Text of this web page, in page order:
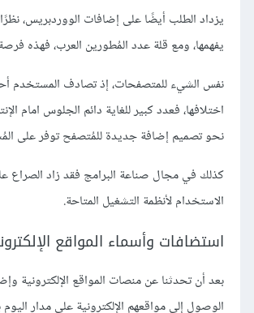
يزداد الطلب أيضًا على إضافات الووردبريس،
يفهمها، ومع قلة عدد المُطورين العرب، فهذه
نفس الشيء للمتصفحات، إذ تصادف المستخدم
اختلافها، فعدد كبير للغاية دائم الجلوس
نحو تصميم إضافة جديدة للمُتصفح توفر على
كذلك في مجال صناعة البرامج فقد زاد
الاستخدام لأنظمة التشغيل المتاحة.
استضافات وأسماء المواقع
بعد أن تحدثنا عن منصات المواقع الإلكترونية